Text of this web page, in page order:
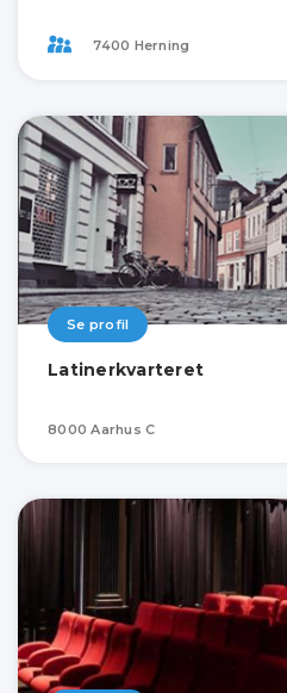
7400 Herning
Se profil
Latinerkvarteret
8000 Aarhus C